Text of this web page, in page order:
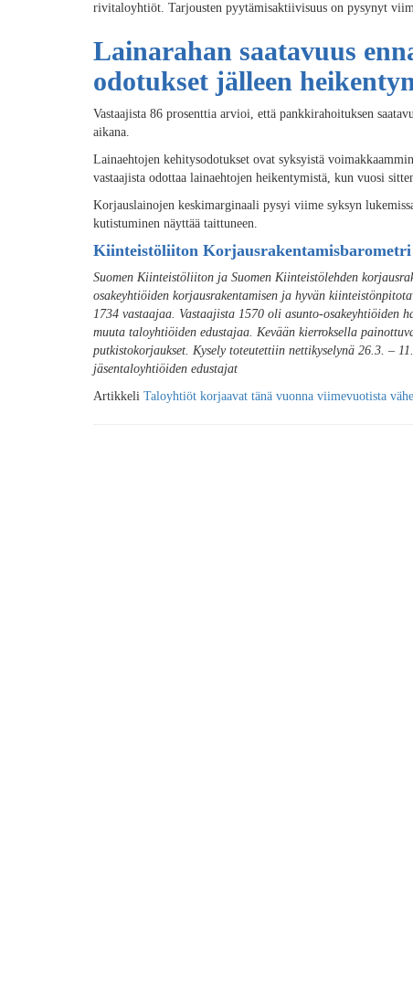
rivitaloyhtiöt. Tarjousten pyytämisaktiivisuus on pysynyt
Lainarahan saatavuus
odotukset jälleen
Vastaajista 86 prosenttia arvioi, että pankkirahoituksen
aikana.
Lainaehtojen kehitysodotukset ovat syksyistä
vastaajista odottaa lainaehtojen heikentymistä, kun vuosi
Korjauslainojen keskimarginaali pysyi viime syksyn
kutistuminen näyttää taittuneen.
Kiinteistöliiton Korjausrakentamisbarometri
Suomen Kiinteistöliiton ja Suomen Kiinteistölehden
osakeyhtiöiden korjausrakentamisen ja hyvän
1734 vastaajaa. Vastaajista 1570 oli asunto-osakeyhtiöiden
muuta taloyhtiöiden edustajaa. Kevään kierroksella
putkistokorjaukset. Kysely toteutettiin nettikyselynä 26.3. –
jäsentaloyhtiöiden edustajat
Artikkeli Taloyhtiöt korjaavat tänä vuonna viimevuotista